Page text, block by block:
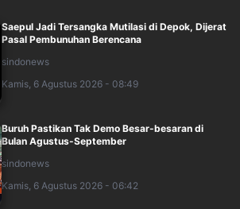
Saepul Jadi Tersangka Mutilasi di Depok, Dijerat
Pasal Pembunuhan Berencana
sindonews
Kamis, 6 Agustus 2026 - 08:49
Buruh Pastikan Tak Demo Besar-besaran di
Bulan Agustus-September
sindonews
Kamis, 6 Agustus 2026 - 06:42